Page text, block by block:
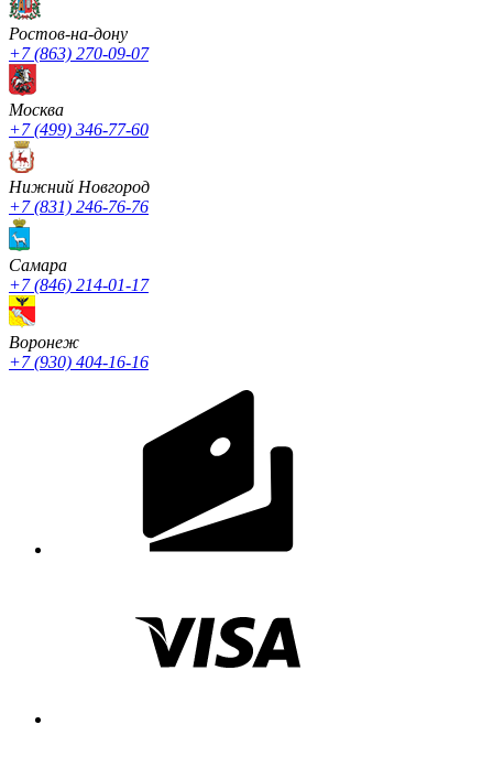
Ростов-на-дону
+7 (863) 270-09-07
Москва
+7 (499) 346-77-60
Нижний Новгород
+7 (831) 246-76-76
Cамара
+7 (846) 214-01-17
Воронеж
+7 (930) 404-16-16